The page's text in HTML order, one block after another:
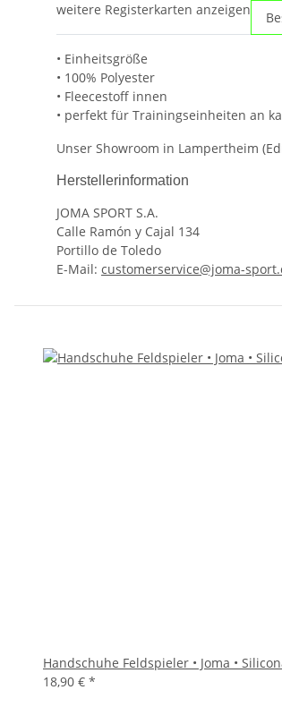
weitere Registerkarten anzeigen
• Einheitsgröße
• 100% Polyester
• Fleecestoff innen
• perfekt für Trainingseinheiten an
Unser Showroom in Lampertheim
Herstellerinformation
JOMA SPORT S.A.
Calle Ramón y Cajal 134
Portillo de Toledo
E-Mail: customerservice@joma-
Handschuhe Feldspieler • Joma •
18,90 € *